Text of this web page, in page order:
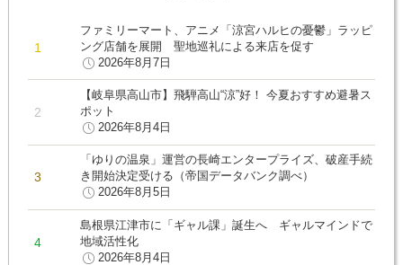
ファミリーマート、アニメ「涼宮ハルヒの憂鬱」ラッピ
ング店舗を展開 聖地巡礼による来店を促す
2026年8月7日
【岐阜県高山市】飛騨高山“涼”好！ 今夏おすすめ避暑ス
ポット
2026年8月4日
「ゆりの温泉」運営の長崎エンタープライズ、破産手続
き開始決定受ける（帝国データバンク調べ）
2026年8月5日
島根県江津市に「ギャル課」誕生へ ギャルマインドで
地域活性化
2026年8月4日